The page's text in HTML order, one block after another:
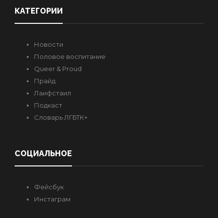
КАТЕГОРИИ
Новости
Половое воспитание
Queer & Proud
Прайд
Лаифстаил
Подкаст
Словарь ЛГБТК+
СОЦИАЛЬНОЕ
Фейсбук
Инстаграм